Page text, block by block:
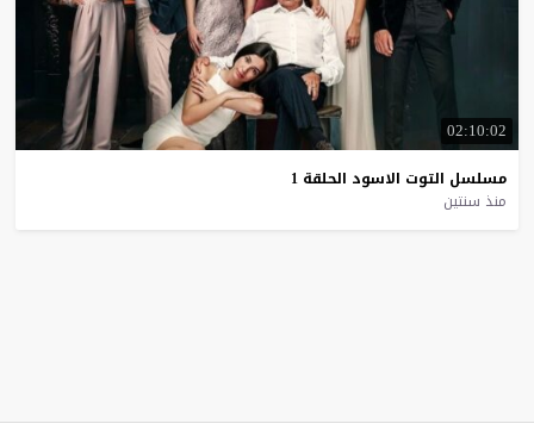
02:10:02
مسلسل التوت الاسود الحلقة 1
منذ سنتين